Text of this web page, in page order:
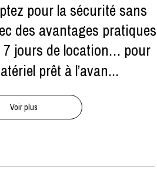
pour la sécurité sans
des avantages pratiques
7 jours de location… pour
prêt à l’avan...
Voir plus